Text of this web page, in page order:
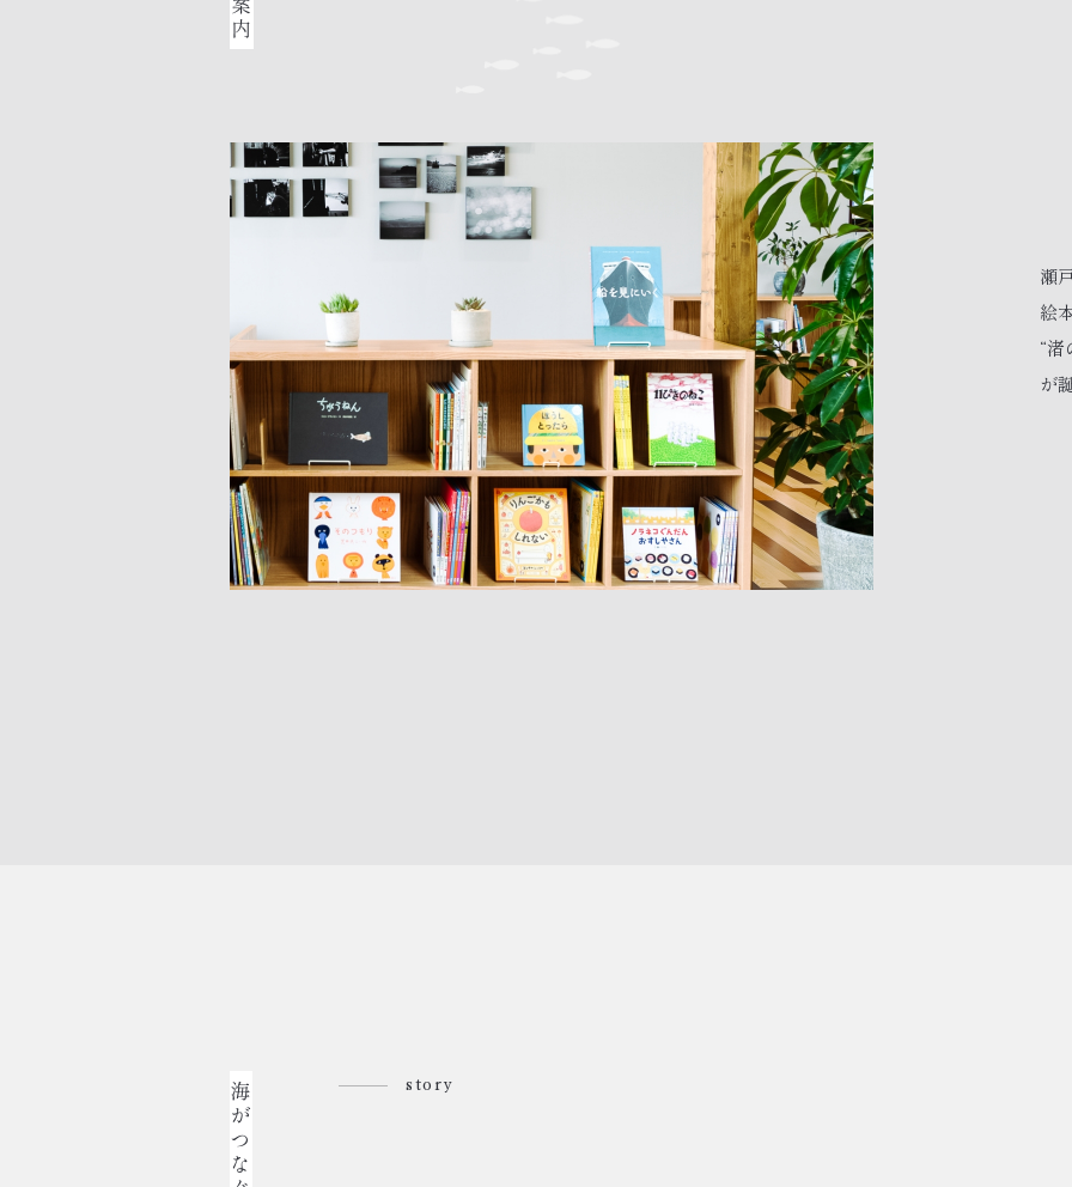
瀬
絵
“
が
story